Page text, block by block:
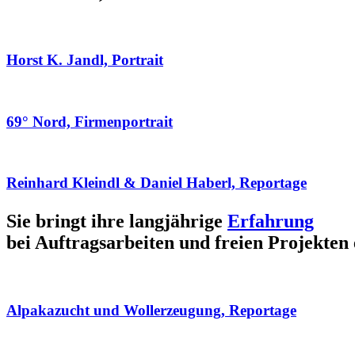
Horst K. Jandl, Portrait
69° Nord, Firmenportrait
Reinhard Kleindl & Daniel Haberl, Reportage
Sie bringt ihre langjährige Erfahrung
bei Auftragsarbeiten und freien Projekten
Alpakazucht und Wollerzeugung, Reportage